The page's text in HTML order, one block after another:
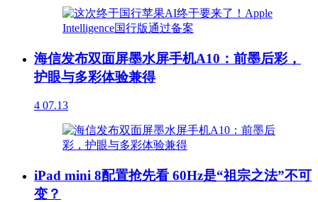
海信发布双面屏墨水屏手机A10：前墨后彩，
护眼与多彩体验兼得
4 07.13
iPad mini 8配置抢先看 60Hz是“祖宗之法”不可
变？